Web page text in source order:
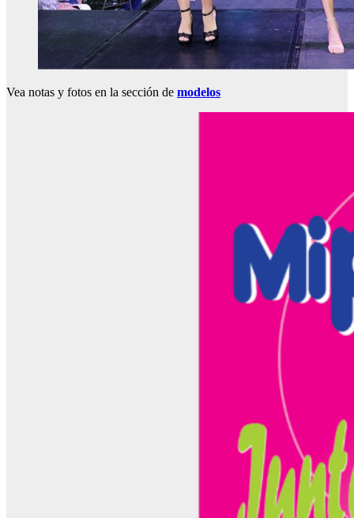
Vea notas y fotos en la sección de modelos